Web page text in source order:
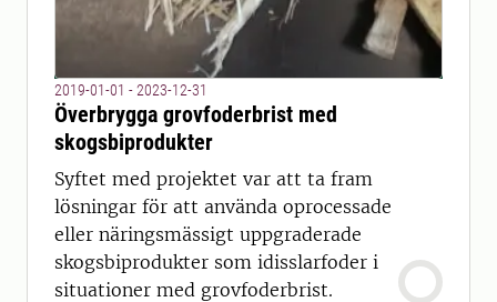
2019-01-01 - 2023-12-31
Överbrygga grovfoderbrist med
skogsbiprodukter
Syftet med projektet var att ta fram
lösningar för att använda oprocessade
eller näringsmässigt uppgraderade
skogsbiprodukter som idisslarfoder i
situationer med grovfoderbrist.